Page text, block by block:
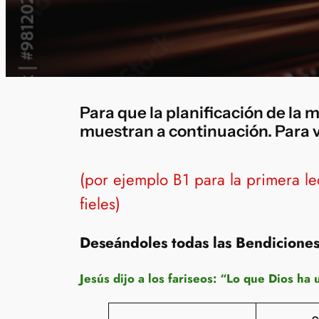
Para que la planificación de la
muestran a continuación. Para
(por ejemplo B1 para la primera
fieles)
Deseándoles todas las
Jesús dijo a los fariseos: “Lo que Dios ha